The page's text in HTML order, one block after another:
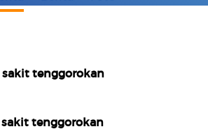
sakit tenggorokan
tenggorokan